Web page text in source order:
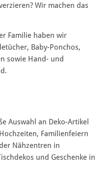
Wir machen das
Familie haben wir
Baby-Ponchos,
sowie Hand- und
Auswahl an Deko-Artikel
Familienfeiern
Nähzentren in
und Geschenke in